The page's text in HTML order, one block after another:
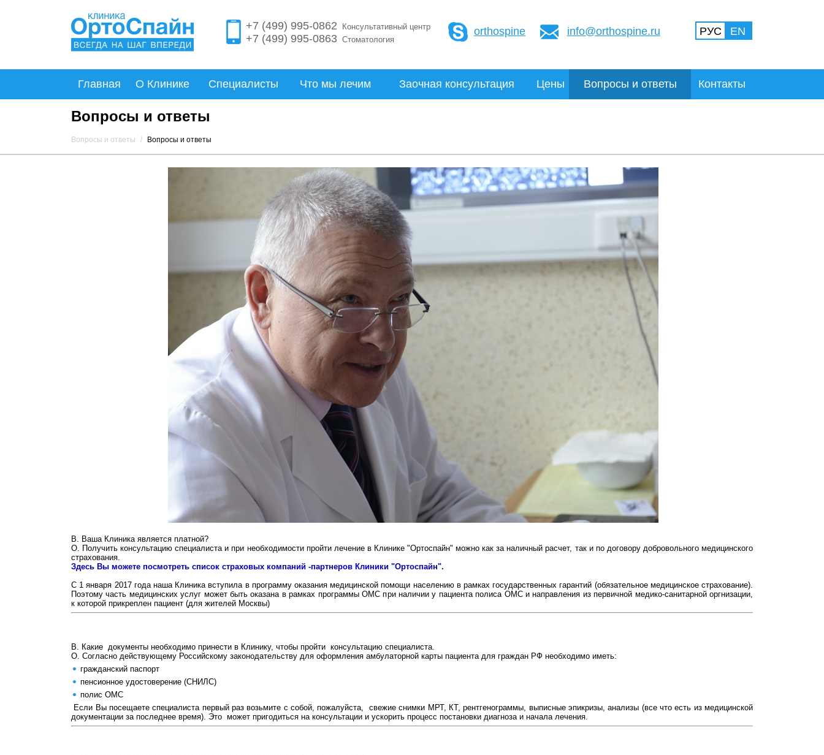
+7 (499) 995-0862 Консультативный центр
+7 (499) 995-0863 Стоматология
orthospine info@orthospine.ru РУС EN
Главная О Клинике Специалисты Что мы лечим Заочная консультация Цены Вопросы и ответы Контакты
Вопросы и ответы
Вопросы и ответы Вопросы и ответы
В. Ваша Клиника является платной?
О. Получить консультацию специалиста и при необходимости пройти лечение в Клинике "Ортоспайн" можно как за наличный расчет, так и по договору добровольного медицинского
страхования.
Здесь Вы можете посмотреть список страховых компаний -партнеров Клиники "Ортоспайн".
С 1 января 2017 года наша Клиника вступила в программу оказания медицинской помощи населению в рамках государственных гарантий (обязательное медицинское страхование).
Поэтому часть медицинских услуг может быть оказана в рамках программы ОМС при наличии у пациента полиса ОМС и направления из первичной медико-санитарной оргнизации,
к которой прикреплен пациент (для жителей Москвы)
В. Какие документы необходимо принести в Клинику, чтобы пройти консультацию специалиста.
О. Согласно действующему Российскому законодательству для оформления амбулаторной карты пациента для граждан РФ необходимо иметь:
гражданский паспорт
пенсионное удостоверение (СНИЛС)
полис ОМС
Если Вы посещаете специалиста первый раз возьмите с собой, пожалуйста, свежие снимки МРТ, КТ, рентгенограммы, выписные эпикризы, анализы (все что есть из медицинской
документации за последнее время). Это может пригодиться на консультации и ускорить процесс постановки диагноза и начала лечения.